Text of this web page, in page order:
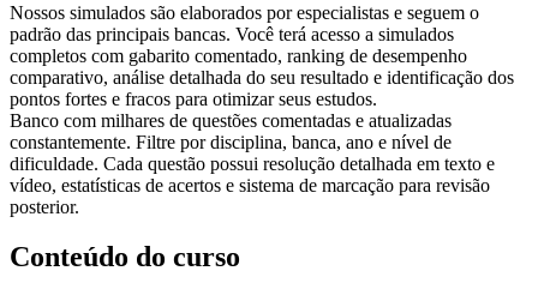
Nossos simulados são elaborados por especialistas e seguem o
padrão das principais bancas. Você terá acesso a simulados
completos com gabarito comentado, ranking de desempenho
comparativo, análise detalhada do seu resultado e identificação dos
pontos fortes e fracos para otimizar seus estudos.
Banco com milhares de questões comentadas e atualizadas
constantemente. Filtre por disciplina, banca, ano e nível de
dificuldade. Cada questão possui resolução detalhada em texto e
vídeo, estatísticas de acertos e sistema de marcação para revisão
posterior.
Conteúdo do curso